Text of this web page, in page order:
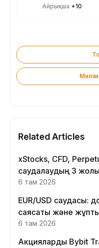
Айрықша +10
Related Articles
xStocks, CFD,
саудалаудың 3 жолы
6 там 2026
EUR/USD саудасы:
саясаты және
етеді
6 там 2026
Акцияларды Bybit